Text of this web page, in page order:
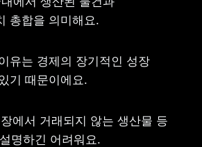
01671
남구
총합을 의미해요.
유는 경제의 장기적인 성장
기 때문이에요.
에서 거래되지 않는 생산물 등
명하긴 어려워요.